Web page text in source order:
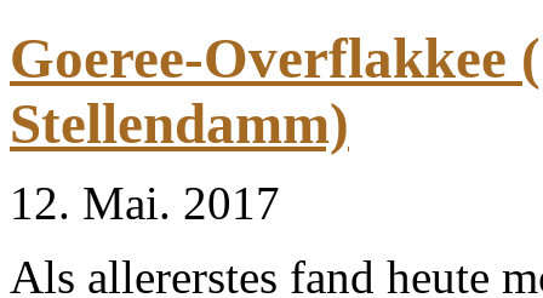
Goeree-Overflakkee
Stellendamm)
12. Mai. 2017
Als allererstes fand heute